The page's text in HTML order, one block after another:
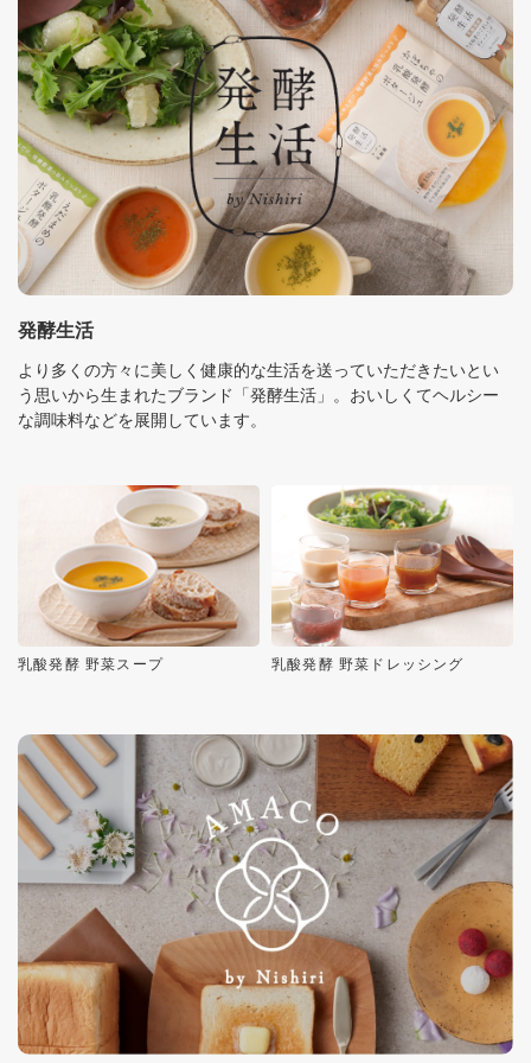
発酵生活
より多くの方々に美しく健康的な生活を送っていただきたいとい
う思いから生まれたブランド「発酵生活」。おいしくてヘルシー
な調味料などを展開しています。
乳酸発酵 野菜スープ 乳酸発酵 野菜ドレッシング